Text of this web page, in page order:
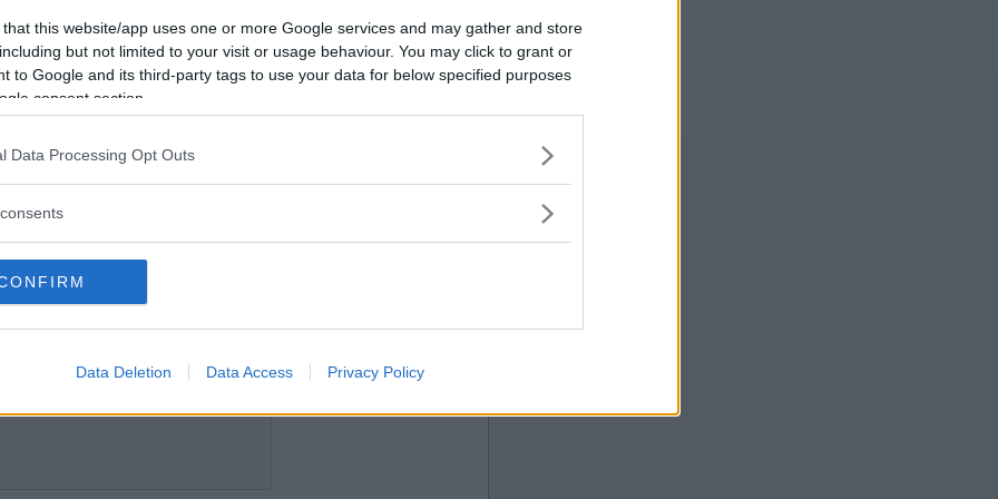
that this website/app uses one or more Google services and may gather and store
but not limited to your visit or usage behaviour. You may click to grant or
to Google and its third-party tags to use your data for below specified purposes
consent section.
Data Processing Opt Outs
Data Deletion Data Access Privacy Policy
Vill du bli
medlem?